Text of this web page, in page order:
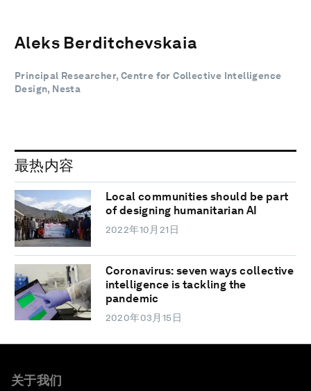
Aleks Berditchevskaia
Principal Researcher, Centre for Collective Intelligence
Design, Nesta
最热内容
Local communities should be part
of designing humanitarian AI
2022年10月21日
Coronavirus: seven ways collective
intelligence is tackling the
pandemic
2020年03月15日
关于我们